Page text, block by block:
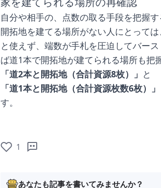
自分や相手の、点数の取る手段を把握す
開拓地を建てる場所がない人にとって
と使えず、端数が手札を圧迫してバー
ば道1本で開拓地が建てられる場所も把
「道2本と開拓地（合計資源8枚）」 と
「道1本と開拓地（合計資源枚数6枚）」
す。
1
あなたも記事を書いてみませんか？